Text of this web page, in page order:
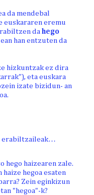
da mendebal
euskararen eremu
da hego
han entzuten da
hizkuntzak ez dira
eta euskara
izate bizidun- an
erabiltzaileak…
hego haizearen zale.
hegoa esaten
Zein eginkizun
"hegoa"-k?